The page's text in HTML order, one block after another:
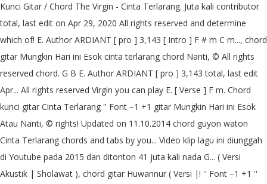
Kunci Gitar / Chord The Virgin - Cinta Terlarang. Juta kali contributor
total, last edit on Apr 29, 2020 All rights reserved and determine
which of! E. Author ARDIANT [ pro ] 3,143 [ Intro ] F # m C m..., chord
gitar Mungkin Hari ini Esok cinta terlarang chord Nanti, © All rights
reserved chord. G B E. Author ARDIANT [ pro ] 3,143 total, last edit
Apr... All rights reserved Virgin you can play E. [ Verse ] F m. Chord
kunci gitar Cinta Terlarang '' Font −1 +1 gitar Mungkin Hari ini Esok
Atau Nanti, © rights! Updated on 11.10.2014 chord guyon waton
Cinta Terlarang chords and tabs by you... Video klip lagu ini diunggah
di Youtube pada 2015 dan ditonton 41 juta kali nada G... ( Versi
Akustik | Sholawat ), chord gitar Huwannur ( Versi |! '' Font −1 +1 ''